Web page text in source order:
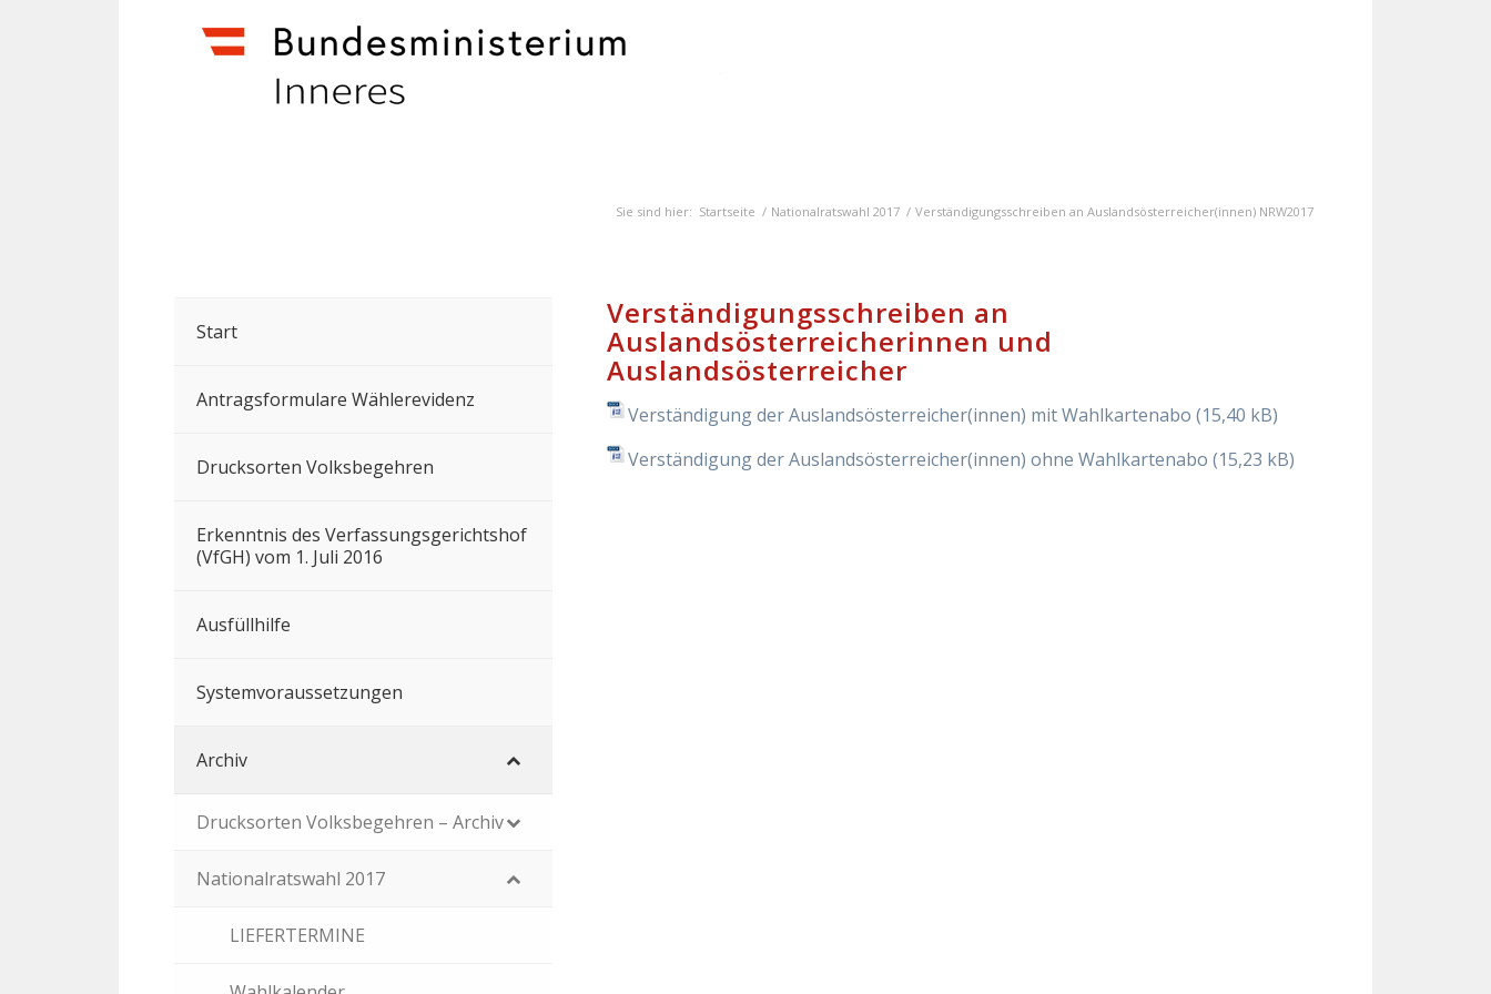
Sie sind hier: Startseite / Nationalratswahl 2017 / Verständigungsschreiben an Auslandsösterreicher(innen) NRW2017
Verständigungsschreiben an
Auslandsösterreicherinnen und
Auslandsösterreicher
Verständigung der Auslandsösterreicher(innen) mit Wahlkartenabo
Verständigung der Auslandsösterreicher(innen) ohne Wahlkartenabo
Start
Antragsformulare Wählerevidenz
Drucksorten Volksbegehren
Erkenntnis des Verfassungsgerichtshof
(VfGH) vom 1. Juli 2016
Ausfüllhilfe
Systemvoraussetzungen
Archiv
Drucksorten Volksbegehren – Archiv
Nationalratswahl 2017
LIEFERTERMINE